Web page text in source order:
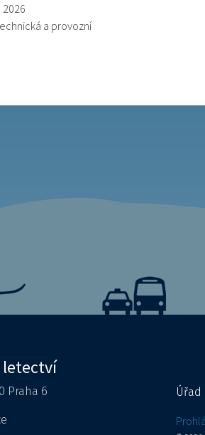
a provozní
letectví
Praha 6 Úřad